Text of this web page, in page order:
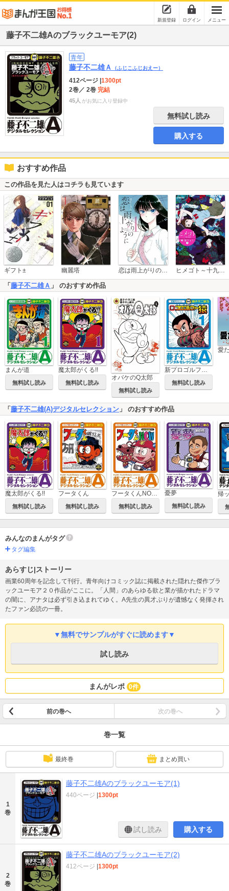
新規登録 ログイン メニュー
藤子不二雄Aのブラックユーモア(2)
青年
藤子不二雄Ａ （ふじこふじおえー）
412ページ 1300pt
2巻／ 2巻 完結
45人 がお気に入り登録中
無料試し読み
購入する
おすすめ作品
この作品を見た人はコチラも見ています
ギフト± 幽麗塔 恋は雨上がりのように ヒメゴト～十九歳の制服～
「 藤子不二雄Ａ 」 のおすすめ作品
まんが道
無料試し読み
魔太郎がくる!!
無料試し読み
オバケのQ太郎
無料試し読み
新プロゴルファー猿
無料試し読み
愛
「 藤子不二雄(A)デジタルセレクション 」 のおすすめ作品
魔太郎がくる!!
無料試し読み
フータくん
無料試し読み
フータくんNOW！
無料試し読み
憂夢
無料試し読み
みんなのまんがタグ
タグ編集
あらすじ|ストーリー
画業60周年を記念して刊行。青年向けコミック誌に掲載された隠れた傑作ブラ
ックユーモア２０作品がここに。「人間」のあらゆる欲と業が描かれたドラマ
の闇に、アナタは必ず引き込まれてゆく。A先生の異才ぶりが遺憾なく発揮され
たファン必読の一冊。
▼無料でサンプルがすぐに読めます▼
試し読み
まんがレポ 0件
前の巻へ 次の巻へ
巻一覧
最終巻 まとめ買い
1
巻
藤子不二雄Aのブラックユーモア(1)
440ページ |1300pt
試し読み 購入する
2
巻
藤子不二雄Aのブラックユーモア(2)
412ページ |1300pt